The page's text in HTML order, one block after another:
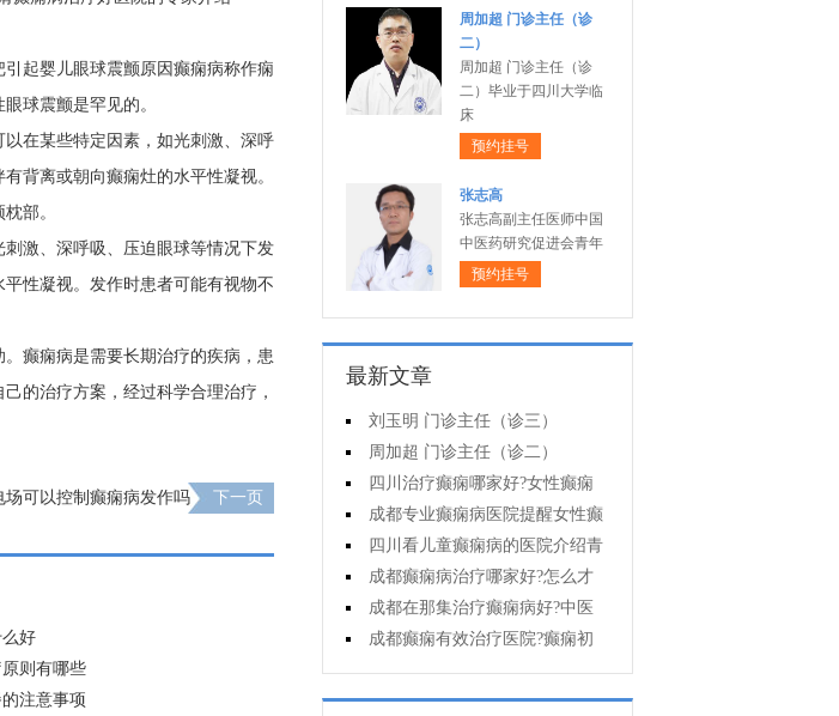
起婴儿眼球震颤原因癫痫病称作痫
球震颤是罕见的。
在某些特定因素，如光刺激、深呼
背离或朝向癫痫灶的水平性凝视。
部。
激、深呼吸、压迫眼球等情况下发
性凝视。发作时患者可能有视物不
癫痫病是需要长期治疗的疾病，患
的治疗方案，经过科学合理治疗，
场可以控制癫痫病发作吗 下一页
好
则有哪些
注意事项
周加超 门诊主任（诊
二）
周加超 门诊主任（诊
二）毕业于四川大学临
床
预约挂号
张志高
张志高副主任医师中国
中医药研究促进会青年
预约挂号
最新文章
刘玉明 门诊主任（诊三）
周加超 门诊主任（诊二）
四川治疗癫痫哪家好?女性癫痫
怎么预防?
成都专业癫痫病医院提醒女性癫
痫患者在经期要注意什么?
四川看儿童癫痫病的医院介绍青
少年癫痫病的病因
成都癫痫病治疗哪家好?怎么才
能诊断孩子是不是得了癫痫?
成都在那集治疗癫痫病好?中医
治疗癫痫病好吗?
成都癫痫有效治疗医院?癫痫初
期怎么治疗?